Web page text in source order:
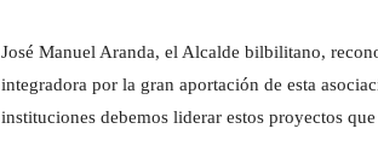
José Manuel Aranda, el Alcalde bilbilitano,
integradora por la gran aportación de esta
instituciones debemos liderar estos proyectos